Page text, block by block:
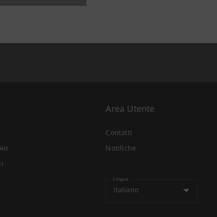
Area Utente
Contatti
Notifiche
Lingua
Italiano